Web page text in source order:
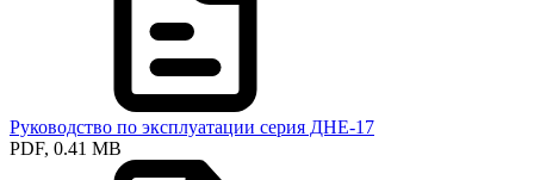
Руководство по эксплуатации серия ДНЕ-17
PDF, 0.41 MB